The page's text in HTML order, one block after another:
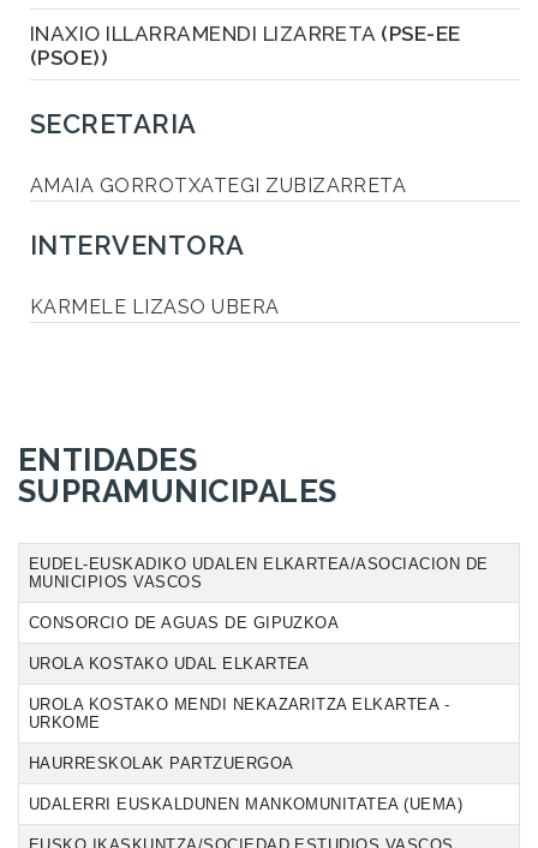
INAXIO ILLARRAMENDI LIZARRETA (PSE-EE
(PSOE))
SECRETARIA
AMAIA GORROTXATEGI ZUBIZARRETA
INTERVENTORA
KARMELE LIZASO UBERA
ENTIDADES
SUPRAMUNICIPALES
EUDEL-EUSKADIKO UDALEN ELKARTEA/ASOCIACION DE
MUNICIPIOS VASCOS
CONSORCIO DE AGUAS DE GIPUZKOA
UROLA KOSTAKO UDAL ELKARTEA
UROLA KOSTAKO MENDI NEKAZARITZA ELKARTEA -
URKOME
HAURRESKOLAK PARTZUERGOA
UDALERRI EUSKALDUNEN MANKOMUNITATEA (UEMA)